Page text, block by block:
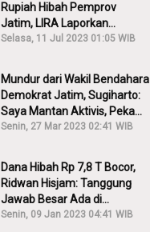
Rupiah Hibah Pemprov
Jatim, LIRA Laporkan
Khofifah ke KPK: Dia Harus
Selasa, 11 Jul 2023 01:05 WIB
Mundur dari Wakil Bendahara
Demokrat Jatim, Sugiharto:
Saya Mantan Aktivis, Peka
Sekali Kalau Ada yang
Senin, 27 Mar 2023 02:41 WIB
Dana Hibah Rp 7,8 T Bocor,
Ridwan Hisjam: Tanggung
Jawab Besar Ada di
Pemprov, Bukan DPRD Jatim!
Senin, 09 Jan 2023 04:41 WIB